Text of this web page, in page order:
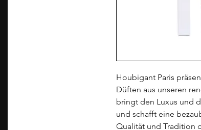
Houbigant Paris
Düften aus unseren
bringt den Luxus und
und schafft eine
Qualität und Tradition